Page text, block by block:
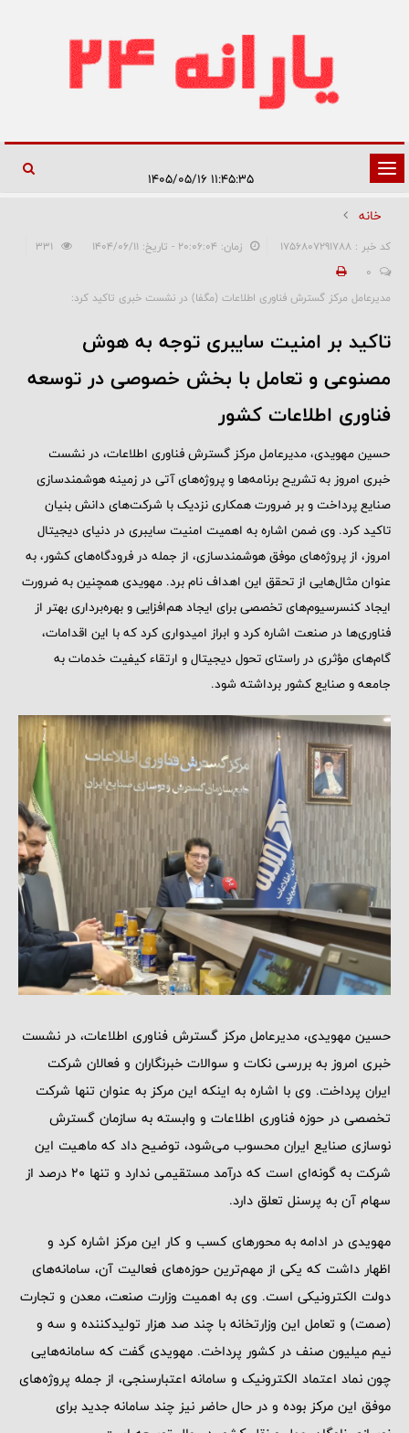
تغییر
ناوبری
۱۱:۴۵:۳۵ ۱۴۰۵/۰۵/۱۶
خانه
کد خبر : 1756807291788 زمان: ۲۰:۰۶:۰۴ - تاریخ: ۱۴۰۴/۰۶/۱۱
0
مدیرعامل مرکز گسترش فناوری اطلاعات (مگفا) در نشست خبری تاکید کرد:
تاکید بر امنیت سایبری توجه به هوش
مصنوعی و تعامل با بخش خصوصی در توسعه
فناوری اطلاعات کشور
حسین مهویدی، مدیرعامل مرکز گسترش فناوری اطلاعات، در نشست
خبری امروز به تشریح برنامه‌ها و پروژه‌های آتی در زمینه هوشمندسازی
صنایع پرداخت و بر ضرورت همکاری نزدیک با شرکت‌های دانش بنیان
تاکید کرد. وی ضمن اشاره به اهمیت امنیت سایبری در دنیای دیجیتال
امروز، از پروژه‌های موفق هوشمندسازی، از جمله در فرودگاه‌های کشور، به
عنوان مثال‌هایی از تحقق این اهداف نام برد. مهویدی همچنین به ضرورت
ایجاد کنسرسیوم‌های تخصصی برای ایجاد هم‌افزایی و بهره‌برداری بهتر از
فناوری‌ها در صنعت اشاره کرد و ابراز امیدواری کرد که با این اقدامات،
گام‌های مؤثری در راستای تحول دیجیتال و ارتقاء کیفیت خدمات به
جامعه و صنایع کشور برداشته شود.
حسین مهویدی، مدیرعامل مرکز گسترش فناوری اطلاعات، در نشست
خبری امروز به بررسی نکات و سوالات خبرنگاران و فعالان شرکت
ایران پرداخت. وی با اشاره به اینکه این مرکز به عنوان تنها شرکت
تخصصی در حوزه فناوری اطلاعات و وابسته به سازمان گسترش
نوسازی صنایع ایران محسوب می‌شود، توضیح داد که ماهیت این
شرکت به گونه‌ای است که درآمد مستقیمی ندارد و تنها 20 درصد از
سهام آن به پرسنل تعلق دارد.
مهویدی در ادامه به محورهای کسب و کار این مرکز اشاره کرد و
اظهار داشت که یکی از مهم‌ترین حوزه‌های فعالیت آن، سامانه‌های
دولت الکترونیکی است. وی به اهمیت وزارت صنعت، معدن و تجارت
(صمت) و تعامل این وزارتخانه با چند صد هزار تولیدکننده و سه و
نیم میلیون صنف در کشور پرداخت. مهویدی گفت که سامانه‌هایی
چون نماد اعتماد الکترونیک و سامانه اعتبارسنجی، از جمله پروژه‌های
موفق این مرکز بوده و در حال حاضر نیز چند سامانه جدید برای